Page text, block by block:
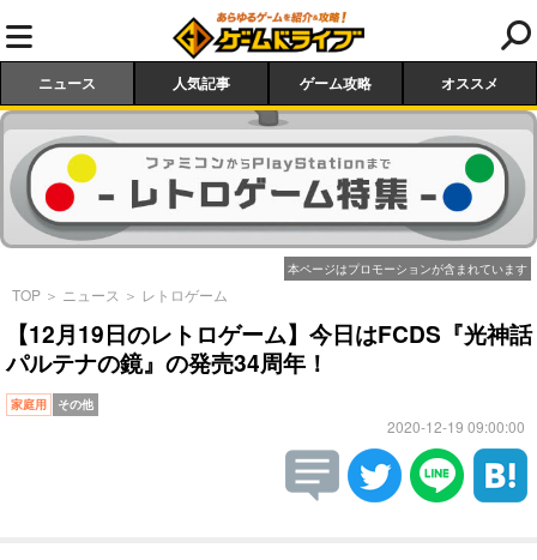
ニュース 人気記事 ゲーム攻略 オススメ
本ページはプロモーションが含まれています
TOP ＞ ニュース ＞ レトロゲーム
【12月19日のレトロゲーム】今日はFCDS『光神話
パルテナの鏡』の発売34周年！
家庭用 その他
2020-12-19 09:00:00